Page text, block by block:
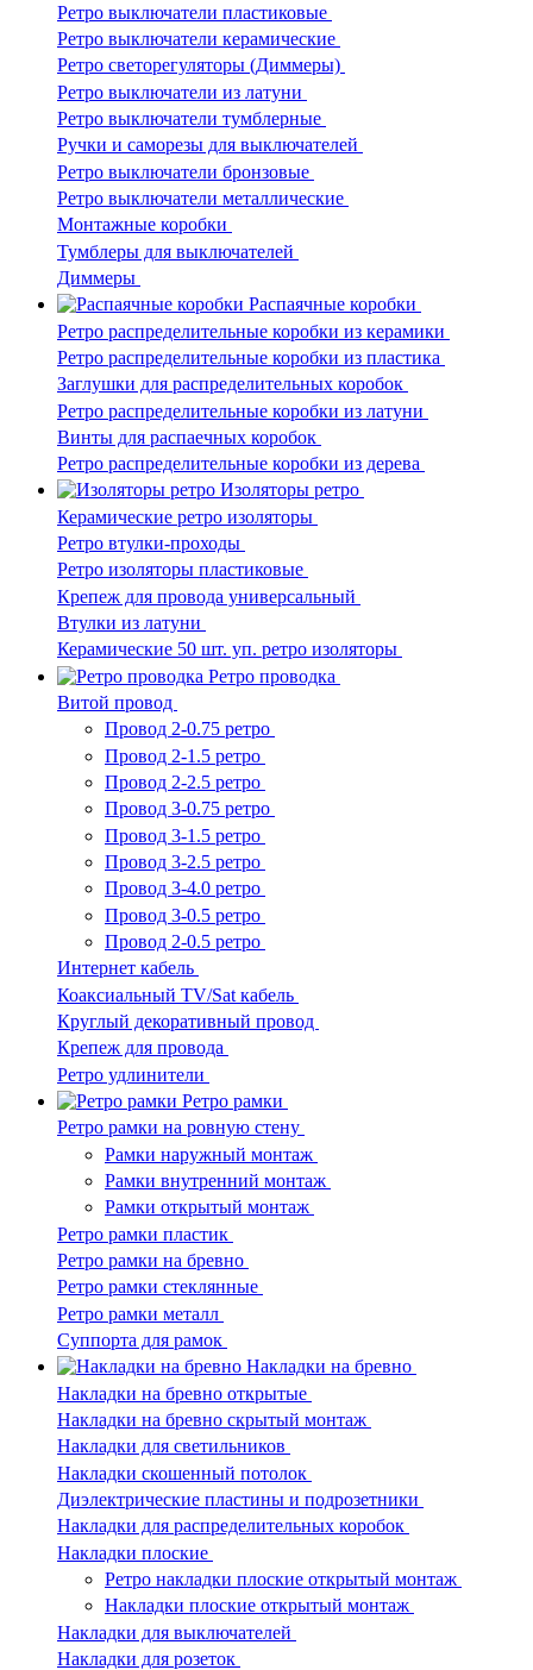
Ретро выключатели пластиковые
Ретро выключатели керамические
Ретро светорегуляторы (Диммеры)
Ретро выключатели из латуни
Ретро выключатели тумблерные
Ручки и саморезы для выключателей
Ретро выключатели бронзовые
Ретро выключатели металлические
Монтажные коробки
Тумблеры для выключателей
Диммеры
Распаячные коробки
Ретро распределительные коробки из керамики
Ретро распределительные коробки из пластика
Заглушки для распределительных коробок
Ретро распределительные коробки из латуни
Винты для распаечных коробок
Ретро распределительные коробки из дерева
Изоляторы ретро
Керамические ретро изоляторы
Ретро втулки-проходы
Ретро изоляторы пластиковые
Крепеж для провода универсальный
Втулки из латуни
Керамические 50 шт. уп. ретро изоляторы
Ретро проводка
Витой провод
Провод 2-0.75 ретро
Провод 2-1.5 ретро
Провод 2-2.5 ретро
Провод 3-0.75 ретро
Провод 3-1.5 ретро
Провод 3-2.5 ретро
Провод 3-4.0 ретро
Провод 3-0.5 ретро
Провод 2-0.5 ретро
Интернет кабель
Коаксиальный TV/Sat кабель
Круглый декоративный провод
Крепеж для провода
Ретро удлинители
Ретро рамки
Ретро рамки на ровную стену
Рамки наружный монтаж
Рамки внутренний монтаж
Рамки открытый монтаж
Ретро рамки пластик
Ретро рамки на бревно
Ретро рамки стеклянные
Ретро рамки металл
Суппорта для рамок
Накладки на бревно
Накладки на бревно открытые
Накладки на бревно скрытый монтаж
Накладки для светильников
Накладки скошенный потолок
Диэлектрические пластины и подрозетники
Накладки для распределительных коробок
Накладки плоские
Ретро накладки плоские открытый монтаж
Накладки плоские открытый монтаж
Накладки для выключателей
Накладки для розеток